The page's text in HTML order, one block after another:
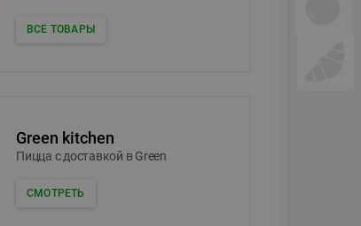
ВСЕ ТОВАРЫ
Green kitchen
Пицца c доставкой в Green
СМОТРЕТЬ